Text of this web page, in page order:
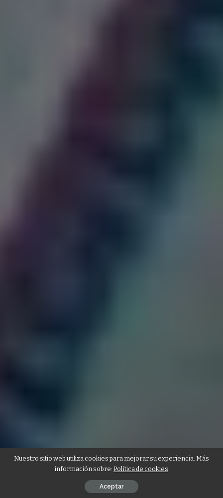
Nuestro sitio web utiliza cookies para mejorar su experiencia. Más
información sobre: Política de cookies
Aceptar